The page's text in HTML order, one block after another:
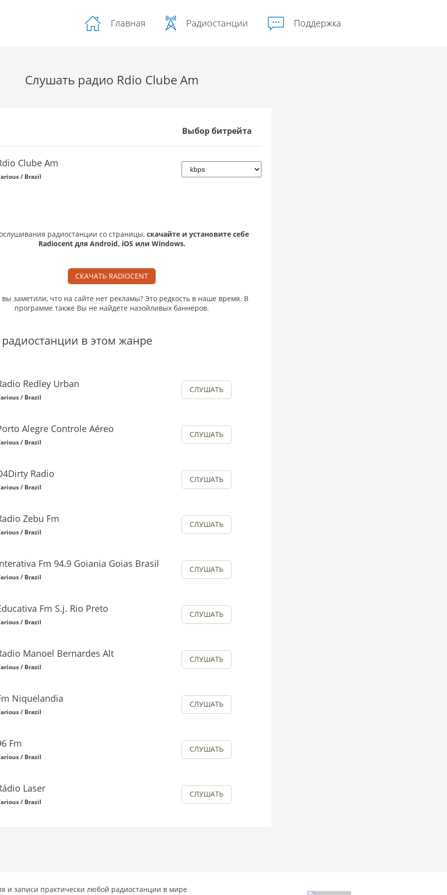
Главная Радиостанции Поддержка
Слушать радио Rdio Clube Am
Выбор битрейта
Clube Am
/ Brazil
радиостанции со страницы, скачайте и установите себе
Radiocent для Android, iOS или Windows.
СКАЧАТЬ RADIOCENT
вы заметили, что на сайте нет рекламы? Это редкость в наше время. В
программе также Вы не найдете назойливых баннеров.
в этом жанре
Redley Urban
/ Brazil
СЛУШАТЬ
Alegre Controle Aéreo
/ Brazil
СЛУШАТЬ
Radio
/ Brazil
СЛУШАТЬ
Zebu Fm
/ Brazil
СЛУШАТЬ
Fm 94.9 Goiania Goias Brasil
/ Brazil
СЛУШАТЬ
Fm S.j. Rio Preto
/ Brazil
СЛУШАТЬ
Manoel Bernardes Alt
/ Brazil
СЛУШАТЬ
Niquelandia
/ Brazil
СЛУШАТЬ
Fm
/ Brazil
СЛУШАТЬ
Laser
/ Brazil
СЛУШАТЬ
и записи практически любой радиостанции в мире